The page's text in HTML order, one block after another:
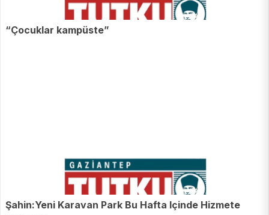
“Çocuklar kampüste”
Şahin:Yeni Karavan Park Bu Hafta Içinde Hizmete